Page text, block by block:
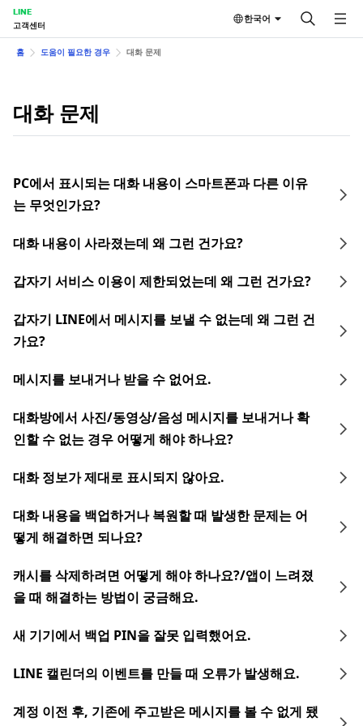
LINE
고객센터
한국어
홈 도움이 필요한 경우 대화 문제
대화 문제
PC에서 표시되는 대화 내용이 스마트폰과 다른 이유
는 무엇인가요?
대화 내용이 사라졌는데 왜 그런 건가요?
갑자기 서비스 이용이 제한되었는데 왜 그런 건가요?
갑자기 LINE에서 메시지를 보낼 수 없는데 왜 그런 건
가요?
메시지를 보내거나 받을 수 없어요.
대화방에서 사진/동영상/음성 메시지를 보내거나 확
인할 수 없는 경우 어떻게 해야 하나요?
대화 정보가 제대로 표시되지 않아요.
대화 내용을 백업하거나 복원할 때 발생한 문제는 어
떻게 해결하면 되나요?
캐시를 삭제하려면 어떻게 해야 하나요?/앱이 느려졌
을 때 해결하는 방법이 궁금해요.
새 기기에서 백업 PIN을 잘못 입력했어요.
LINE 캘린더의 이벤트를 만들 때 오류가 발생해요.
계정 이전 후, 기존에 주고받은 메시지를 볼 수 없게 됐